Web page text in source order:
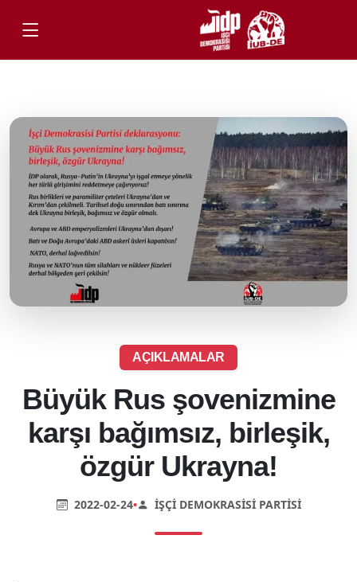
AÇIKLAMALAR
Büyük Rus şovenizmine
karşı bağımsız, birleşik,
özgür Ukrayna!
2022-02-24• İŞÇI DEMOKRASISI PARTISI